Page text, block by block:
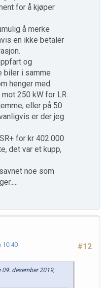
for å kjøper
å merke
en ikke betaler
og
biler i samme
henger med.
250 kW for LR.
eller på 50
er der jeg
for kr 402.000
det var et kupp,
noe som
#12
10:40
desember 2019,